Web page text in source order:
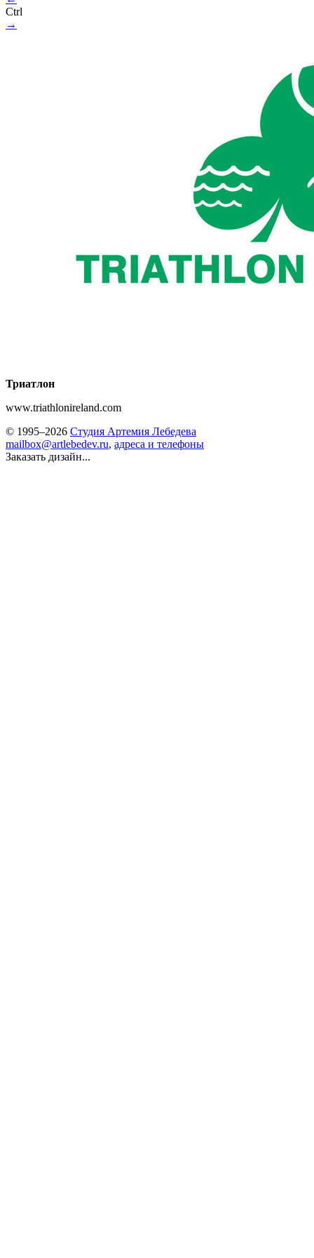
Ctrl
→
Триатлон
www.triathlonireland.com
© 1995–2026 Студия Артемия Лебедева
mailbox@artlebedev.ru, адреса и телефоны
Заказать дизайн...